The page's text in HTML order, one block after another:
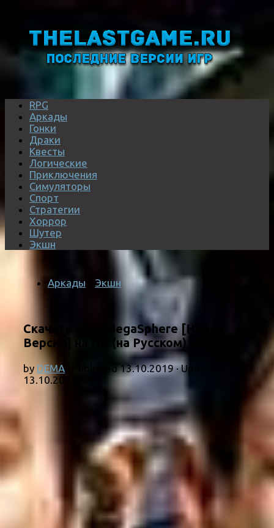
RPG
Аркады
Гонки
Драки
Квесты
Логические
Приключения
Симуляторы
Спорт
Стратегии
Хоррор
Шутер
Экшн
Аркады Экшн
Скачать игру MegaSphere [Новая
Версия] на ПК (на Русском)
by DEMA · Published13.10.2019· Updated
13.10.2019